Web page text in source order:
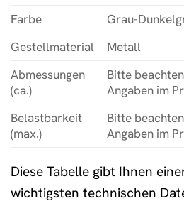
Farbe
Grau-
Gestellmaterial
Metall
Abmessungen
(ca.)
Bitte
Angaben im
Belastbarkeit
(max.)
Bitte
Angaben im
Diese Tabelle gibt Ihnen
wichtigsten technischen